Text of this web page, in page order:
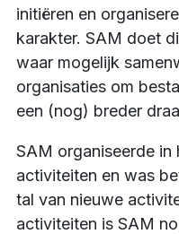
initiëren en
karakter. SAM doet
waar mogelijk
organisaties om
een (nog) breder
SAM organiseerde in
activiteiten en was
tal van nieuwe
activiteiten is SAM